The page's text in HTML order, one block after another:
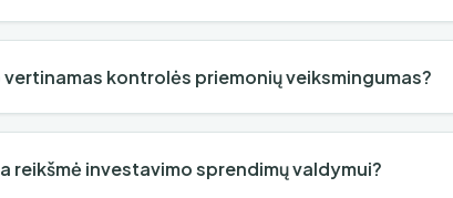
vertinamas kontrolės priemonių veiksmingumas?
reikšmė investavimo sprendimų valdymui?